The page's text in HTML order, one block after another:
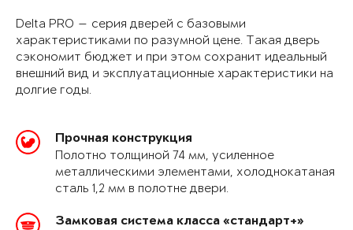
Delta PRO — серия дверей с базовыми
характеристиками по разумной цене. Такая дверь
сэкономит бюджет и при этом сохранит идеальный
внешний вид и эксплуатационные характеристики на
долгие годы.
Прочная конструкция
Полотно толщиной 74 мм, усиленное
металлическими элементами, холоднокатаная
сталь 1,2 мм в полотне двери.
Замковая система класса «стандарт+»